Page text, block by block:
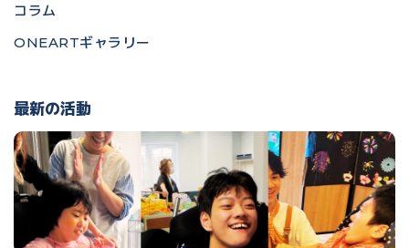
コラム
ONEARTギャラリー
最新の活動